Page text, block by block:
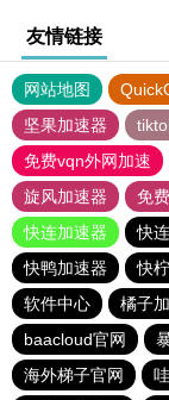
友情链接
网站地图
坚果加速器
免费vqn外网加速
旋风加速器
免
快连加速器
快
快鸭加速器
快
软件中心
橘子
baacloud官网
海外梯子官网